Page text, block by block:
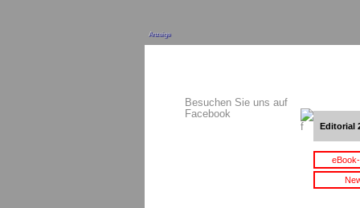
Anzeige
Besuchen Sie uns auf
Facebook
Editorial